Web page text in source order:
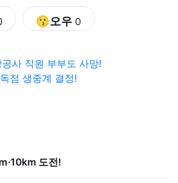
😗오우0
사 직원 부부도 사망!
점 생중계 결정!
도전!